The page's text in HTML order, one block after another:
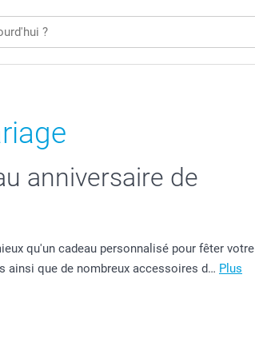
anniversaire de
qu'un cadeau personnalisé pour fêter votre
ainsi que de nombreux accessoires d… Plus